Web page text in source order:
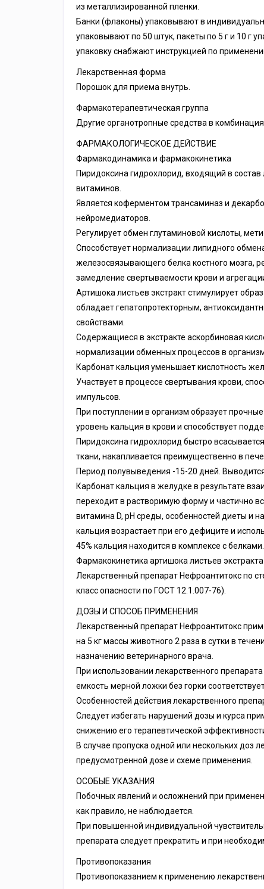
из металлизированной пленки.
Банки (флаконы) упаковывают в
упаковывают по 50 штук, пакеты по 5 г и 10 г
упаковку снабжают инструкцией по
Лекарственная форма
Порошок для приема внутрь.
Фармакотерапевтическая группа
Другие органотропные средства в
ФАРМАКОЛОГИЧЕСКОЕ ДЕЙСТВИЕ
Фармакодинамика и фармакокинетика
Пиридоксина гидрохлорид, входящий в
витаминов.
Является коферментом трансаминаз и
нейромедиаторов.
Регулирует обмен глутаминовой кислоты,
Способствует нормализации липидного
железосвязывающего белка костного мозга,
замедление свертываемости крови и
Артишока листьев экстракт стимулирует
обладает гепатопротекторным,
свойствами.
Содержащиеся в экстракте аскорбиновая
нормализации обменных процессов в
Карбонат кальция уменьшает кислотность
Участвует в процессе свертывания крови,
импульсов.
При поступлении в организм образует
уровень кальция в крови и способствует
Пиридоксина гидрохлорид быстро
ткани, накапливается преимущественно в
Период полувыведения -15-20 дней.
Карбонат кальция в желудке в результате
переходит в растворимую форму и частично
витамина D, pH среды, особенностей диеты и
кальция возрастает при его дефиците и
45% кальция находится в комплексе с
Фармакокинетика артишока листьев
Лекарственный препарат Нефроантитокс по
класс опасности по ГОСТ 12.1.007-76).
ДОЗЫ И СПОСОБ ПРИМЕНЕНИЯ
Лекарственный препарат Нефроантитокс
на 5 кг массы животного 2 раза в сутки в
назначению ветеринарного врача.
При использовании лекарственного
емкость мерной ложки без горки
Особенностей действия лекарственного
Следует избегать нарушений дозы и курса
снижению его терапевтической
В случае пропуска одной или нескольких доз
предусмотренной дозе и схеме применения.
ОСОБЫЕ УКАЗАНИЯ
Побочных явлений и осложнений при
как правило, не наблюдается.
При повышенной индивидуальной
препарата следует прекратить и при
Противопоказания
Противопоказанием к применению